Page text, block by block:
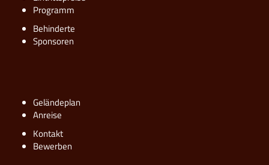
Programm
Behinderte
Sponsoren
Geländeplan
Anreise
Kontakt
Bewerben